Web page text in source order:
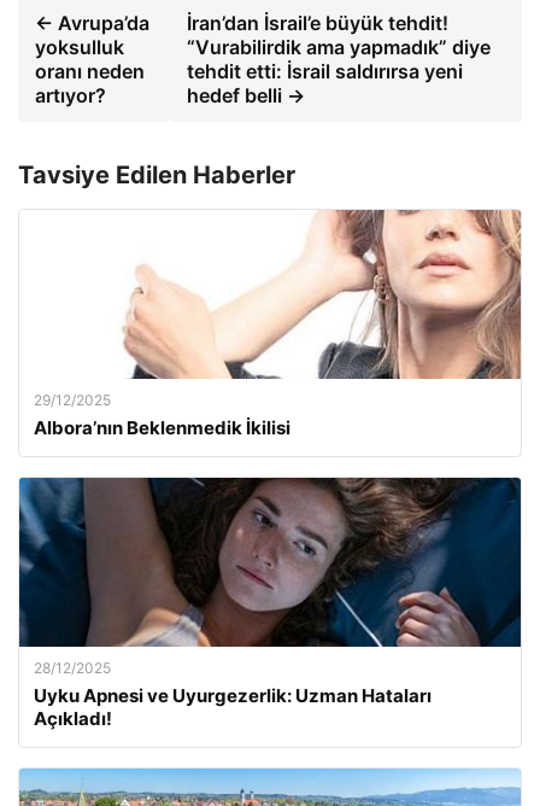
← Avrupa’da
yoksulluk
oranı neden
artıyor?
İran’dan İsrail’e büyük tehdit!
“Vurabilirdik ama yapmadık” diye
tehdit etti: İsrail saldırırsa yeni
hedef belli →
Tavsiye Edilen Haberler
29/12/2025
Albora’nın Beklenmedik İkilisi
28/12/2025
Uyku Apnesi ve Uyurgezerlik: Uzman Hataları
Açıkladı!